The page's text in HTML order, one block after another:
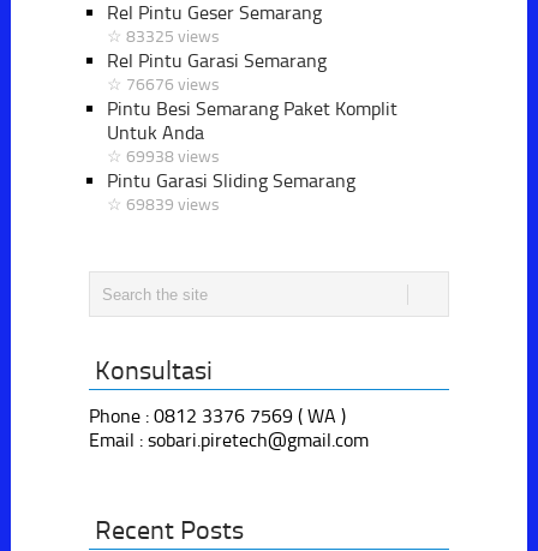
Rel Pintu Geser Semarang
☆ 83325 views
Rel Pintu Garasi Semarang
☆ 76676 views
Pintu Besi Semarang Paket Komplit
Untuk Anda
☆ 69938 views
Pintu Garasi Sliding Semarang
☆ 69839 views
Konsultasi
Phone : 0812 3376 7569 ( WA )
Email : sobari.piretech@gmail.com
Recent Posts